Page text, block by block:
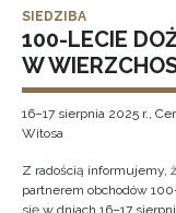
SIEDZIBA
100-LECIE
W
16–17 sierpnia 2025 r.,
Witosa
Z radością informujemy,
partnerem obchodów
się w dniach 16–17